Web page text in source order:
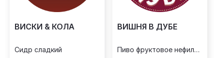
ВИСКИ & КОЛА
Сидр сладкий
ВИШНЯ В ДУБЕ
Пиво фруктовое нефильтрованное